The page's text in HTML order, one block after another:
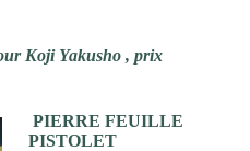
Koji Yakusho , prix
PIERRE FEUILLE
PISTOLET